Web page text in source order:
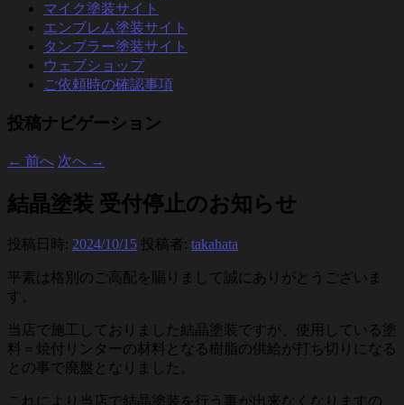
マイク塗装サイト
エンブレム塗装サイト
タンブラー塗装サイト
ウェブショップ
ご依頼時の確認事項
投稿ナビゲーション
← 前へ 次へ →
結晶塗装 受付停止のお知らせ
投稿日時: 2024/10/15 投稿者: takahata
平素は格別のご高配を賜りまして誠にありがとうございま
す。
当店で施工しておりました結晶塗装ですが、使用している塗
料＝焼付リンターの材料となる樹脂の供給が打ち切りになる
との事で廃盤となりました。
これにより当店で結晶塗装を行う事が出来なくなりますの